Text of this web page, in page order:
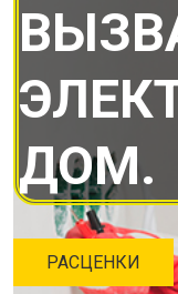
ДОМ.
РАСЦЕНКИ